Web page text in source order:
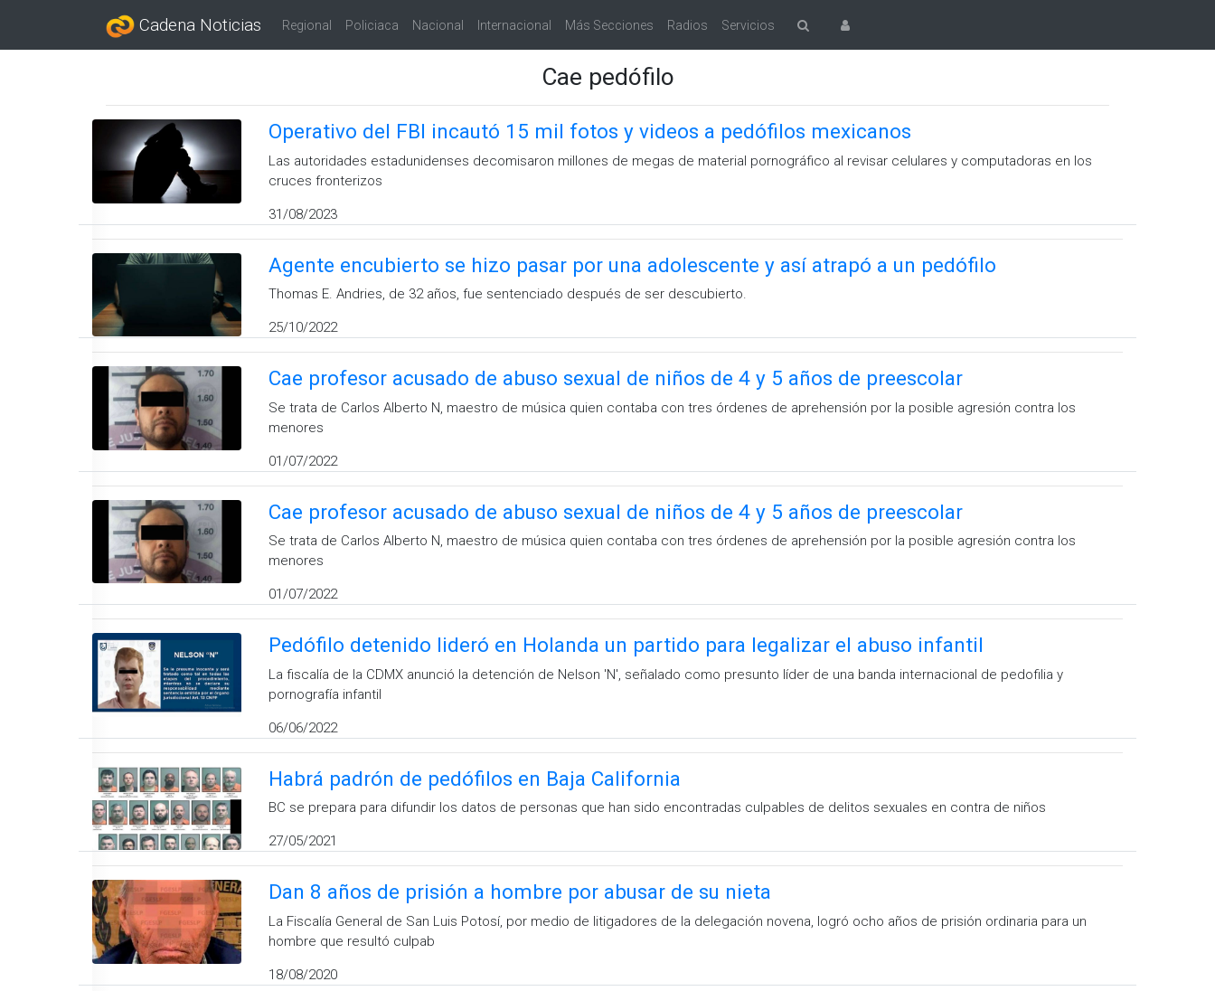
Cadena Noticias Regional Policiaca Nacional Internacional Más Secciones Radios Servicios
Cae pedófilo
Operativo del FBI incautó 15 mil fotos y videos a pedófilos mexicanos
Las autoridades estadunidenses decomisaron millones de megas de material pornográfico al revisar celulares y computadoras en los
cruces fronterizos
31/08/2023
Agente encubierto se hizo pasar por una adolescente y así atrapó a un pedófilo
Thomas E. Andries, de 32 años, fue sentenciado después de ser descubierto.
25/10/2022
Cae profesor acusado de abuso sexual de niños de 4 y 5 años de preescolar
Se trata de Carlos Alberto N, maestro de música quien contaba con tres órdenes de aprehensión por la posible agresión contra los
menores
01/07/2022
Cae profesor acusado de abuso sexual de niños de 4 y 5 años de preescolar
Se trata de Carlos Alberto N, maestro de música quien contaba con tres órdenes de aprehensión por la posible agresión contra los
menores
01/07/2022
Pedófilo detenido lideró en Holanda un partido para legalizar el abuso infantil
La fiscalía de la CDMX anunció la detención de Nelson 'N', señalado como presunto líder de una banda internacional de pedofilia y
pornografía infantil
06/06/2022
Habrá padrón de pedófilos en Baja California
BC se prepara para difundir los datos de personas que han sido encontradas culpables de delitos sexuales en contra de niños
27/05/2021
Dan 8 años de prisión a hombre por abusar de su nieta
La Fiscalía General de San Luis Potosí, por medio de litigadores de la delegación novena, logró ocho años de prisión ordinaria para un
hombre que resultó culpab
18/08/2020